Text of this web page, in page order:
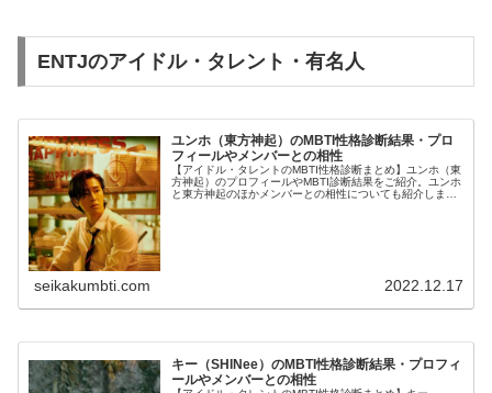
ENTJのアイドル・タレント・有名人
ユンホ（東方神起）のMBTI性格診断結果・プロ
フィールやメンバーとの相性
【アイドル・タレントのMBTI性格診断まとめ】ユンホ（東
方神起）のプロフィールやMBTI診断結果をご紹介。ユンホ
と東方神起のほかメンバーとの相性についても紹介しま
seikakumbti.com 2022.12.17
キー（SHINee）のMBTI性格診断結果・プロフィ
ールやメンバーとの相性